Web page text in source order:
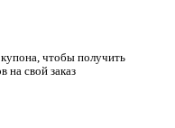
чтобы получить
на свой заказ